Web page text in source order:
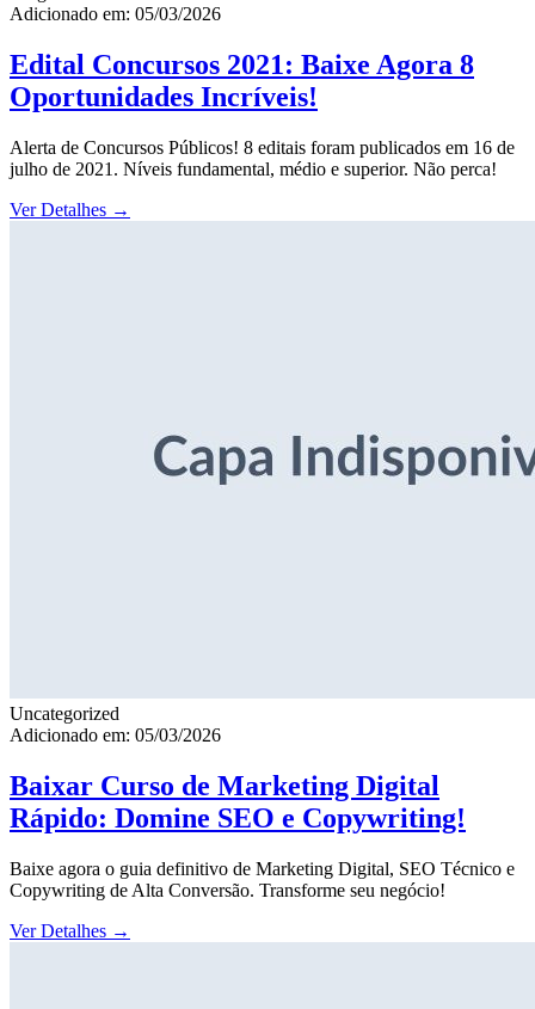
Adicionado em: 05/03/2026
Edital Concursos 2021: Baixe Agora 8
Oportunidades Incríveis!
Alerta de Concursos Públicos! 8 editais foram publicados em 16 de
julho de 2021. Níveis fundamental, médio e superior. Não perca!
Ver Detalhes →
Uncategorized
Adicionado em: 05/03/2026
Baixar Curso de Marketing Digital
Rápido: Domine SEO e Copywriting!
Baixe agora o guia definitivo de Marketing Digital, SEO Técnico e
Copywriting de Alta Conversão. Transforme seu negócio!
Ver Detalhes →